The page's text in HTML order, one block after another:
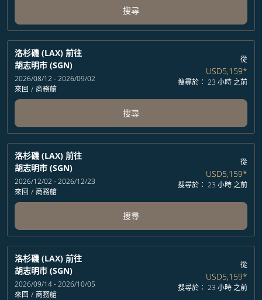
搜尋
洛杉磯 (LAX) 前往
胡志明市 (SGN)
2026/08/12 - 2026/09/02
來回 / 商務艙
從
USD5,159*
搜尋於： 23 小時 之前
搜尋
洛杉磯 (LAX) 前往
胡志明市 (SGN)
2026/12/02 - 2026/12/23
來回 / 商務艙
從
USD5,159*
搜尋於： 23 小時 之前
搜尋
洛杉磯 (LAX) 前往
胡志明市 (SGN)
2026/09/14 - 2026/10/05
來回 / 商務艙
從
USD5,159*
搜尋於： 23 小時 之前